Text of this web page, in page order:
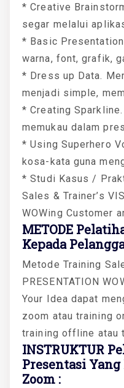
* Creative
segar melalui
* Basic
warna, font, grafik,
* Dress up Data.
menjadi simple,
* Creating
memukau dalam
* Using Superhero
kosa-kata guna
* Studi Kasus /
Sales & Trainer’s
WOWing Customer
METODE
Kepada
Metode Training
PRESENTATION
Your Idea dapat
zoom atau training
training offline atau
INSTRUKTUR
Presentasi
Zoom :